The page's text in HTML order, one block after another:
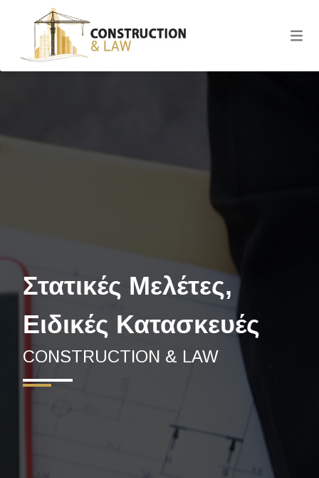
6989508447,6978245071
info@constructionlaw.gr
Στατικές Μελέτες,
Ειδικές Κατασκευές
CONSTRUCTION & LAW